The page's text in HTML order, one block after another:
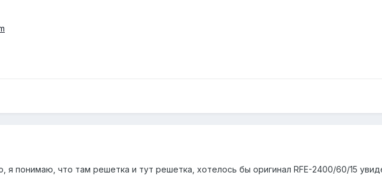
я понимаю, что там решетка и тут решетка, хотелось бы оригинал RFE-2400/60/15